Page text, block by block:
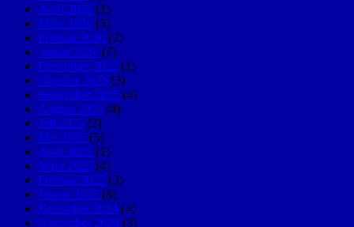
April 2026 (1)
März 2026 (5)
Februar 2026 (2)
Januar 2026 (7)
Dezember 2025 (1)
Oktober 2025 (3)
September 2025 (4)
August 2025 (4)
Juli 2025 (2)
Mai 2025 (5)
April 2025 (1)
März 2025 (4)
Februar 2025 (3)
Januar 2025 (8)
Dezember 2024 (4)
November 2024 (3)